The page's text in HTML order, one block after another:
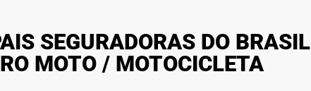
SEGURADORAS DO BRASIL
MOTO / MOTOCICLETA